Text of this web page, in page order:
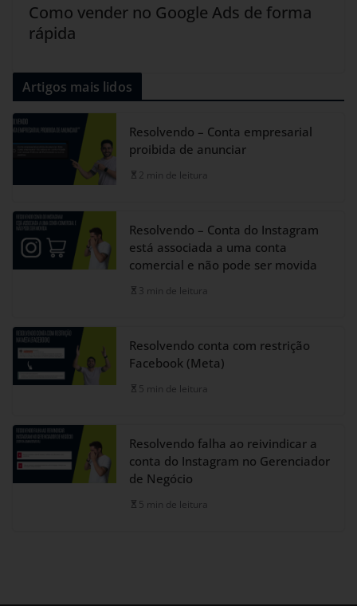
Como vender no Google Ads de forma
rápida
Artigos mais lidos
Resolvendo – Conta empresarial
proibida de anunciar
2 min de leitura
Resolvendo – Conta do Instagram
está associada a uma conta
comercial e não pode ser movida
3 min de leitura
Resolvendo conta com restrição
Facebook (Meta)
5 min de leitura
Resolvendo falha ao reivindicar a
conta do Instagram no Gerenciador
de Negócio
5 min de leitura